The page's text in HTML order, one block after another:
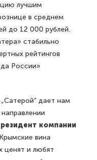
лучшим
в среднем
до 12 000 рублей.
стабильно
рейтингов
России»
дает нам
компании
вина
ценят и любят